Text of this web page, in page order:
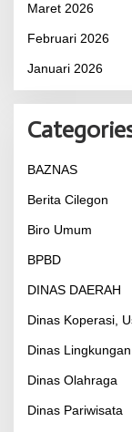
Maret 2026
Februari 2026
Januari 2026
BAZNAS
Berita Cilegon
Biro Umum
BPBD
DINAS DAERAH
Dinas Koperasi,
Dinas
Dinas Olahraga
Dinas Pariwisata